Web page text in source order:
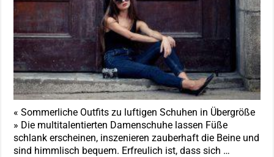
« Sommerliche Outfits zu luftigen Schuhen in Übergröße
» Die multitalentierten Damenschuhe lassen Füße
schlank erscheinen, inszenieren zauberhaft die Beine und
sind himmlisch bequem. Erfreulich ist, dass sich …